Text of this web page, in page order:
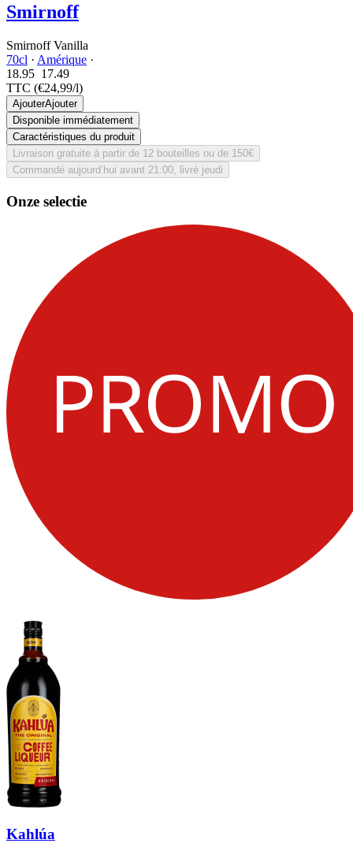
Smirnoff
Smirnoff Vanilla
70cl · Amérique ·
18.95 17.49
TTC (€24,99/l)
AjouterAjouter
Disponible immédiatement
Caractéristiques du produit
Livraison gratuite à partir de 12 bouteilles ou de 150€
Commandé aujourd’hui avant 21:00, livré jeudi
Onze selectie
Kahlúa